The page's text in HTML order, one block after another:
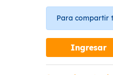
Para compartir
Ingresar